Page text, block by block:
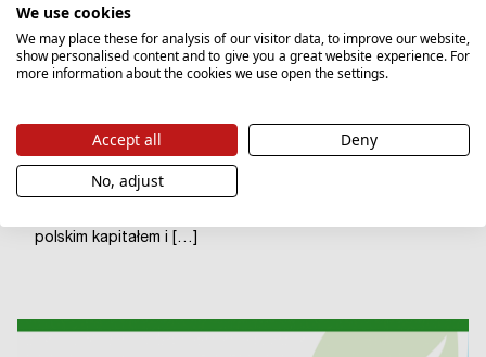
podłączenia. Valvex poszerza ofertę
zaworów dla instalatorów.
detaliczny, planujący urządzić lub wyremontować
mieszkanie, hasło „Valvex” skojarzy z marką baterii
sanitarnych. Osoby z nieco lepszym rozeznaniem w
temacie, często będącym efektem kompleksowej analizy
polskim kapitałem i […]
We use cookies
We may place these for analysis of our visitor data, to improve our website,
show personalised content and to give you a great website experience. For
more information about the cookies we use open the settings.
Accept all
Deny
No, adjust